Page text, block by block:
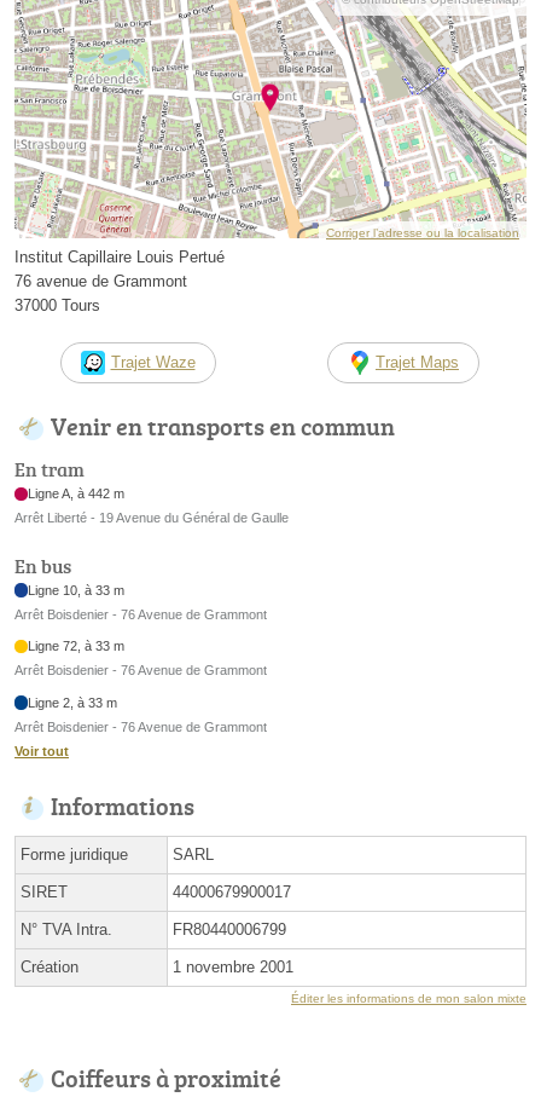
Corriger l’adresse ou la localisation
Institut Capillaire Louis Pertué
76 avenue de Grammont
37000 Tours
Trajet Waze Trajet Maps
Venir en transports en commun
En tram
Ligne A, à 442 m
Arrêt Liberté - 19 Avenue du Général de Gaulle
En bus
Ligne 10, à 33 m
Arrêt Boisdenier - 76 Avenue de Grammont
Ligne 72, à 33 m
Arrêt Boisdenier - 76 Avenue de Grammont
Ligne 2, à 33 m
Arrêt Boisdenier - 76 Avenue de Grammont
Voir tout
Informations
Forme juridique SARL
SIRET 44000679900017
N° TVA Intra. FR80440006799
Création 1 novembre 2001
Éditer les informations de mon salon mixte
Coiffeurs à proximité